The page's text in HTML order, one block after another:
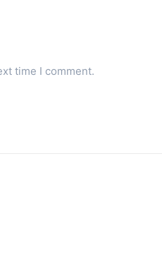
time I comment.